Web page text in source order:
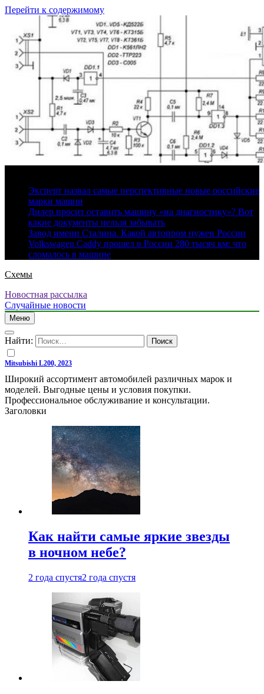
Перейти к содержимому
Эксперт назвал самые перспективные новые российские
марки машин
Дилер просит оставить машину «на диагностику»? Вот
какие документы нельзя забывать
Завод имени Сталина. Какой автопром нужен России
Volkswagen Caddy прошел в России 280 тысяч км: что
сломалось в машине
Схемы
Новостная рассылка
Случайные новости
Меню
Найти:
Mitsubishi L200, 2023
Широкий ассортимент автомобилей различных марок и
моделей. Выгодные цены и условия покупки.
Профессиональное обслуживание и консультации.
Заголовки
Как найти самые яркие звезды
в ночном небе?
2 года спустя2 года спустя